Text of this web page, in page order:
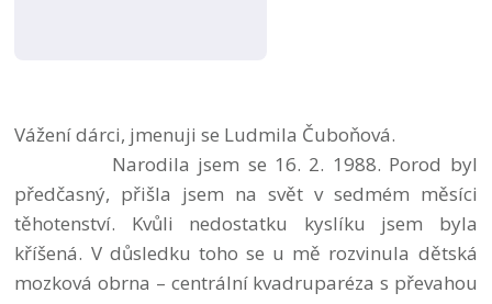
Vážení dárci, jmenuji se Ludmila Čuboňová.
Narodila jsem se 16. 2. 1988. Porod byl
předčasný, přišla jsem na svět v sedmém měsíci
těhotenství. Kvůli nedostatku kyslíku jsem byla
kříšená. V důsledku toho se u mě rozvinula dětská
mozková obrna – centrální kvadruparéza s převahou